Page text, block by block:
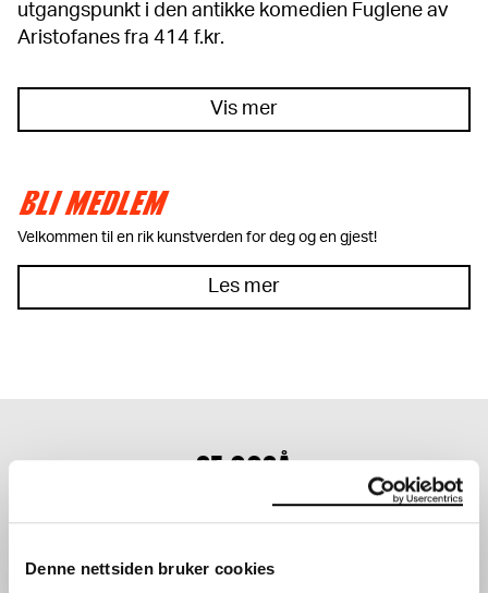
Denne nettsiden bruker cookies
utgangspunkt i den antikke komedien Fuglene av
Aristofanes fra 414 f.kr.
Vis mer
BLI MEDLEM
Velkommen til en rik kunstverden for deg og en gjest!
Les mer
SE OGSÅ